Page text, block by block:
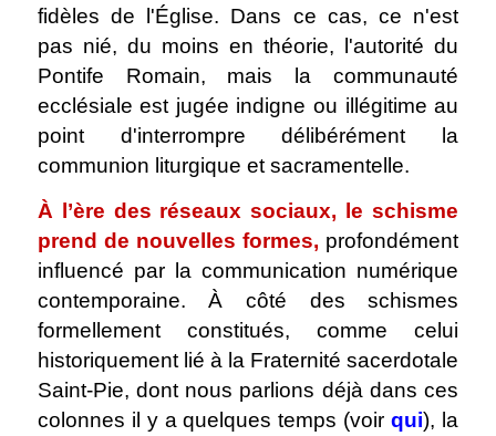
fidèles de l'Église. Dans ce cas, ce n'est
pas nié, du moins en théorie, l'autorité du
Pontife Romain, mais la communauté
ecclésiale est jugée indigne ou illégitime au
point d'interrompre délibérément la
communion liturgique et sacramentelle.
À l’ère des réseaux sociaux, le schisme
prend de nouvelles formes, profondément
influencé par la communication numérique
contemporaine. À côté des schismes
formellement constitués, comme celui
historiquement lié à la Fraternité sacerdotale
Saint-Pie, dont nous parlions déjà dans ces
colonnes il y a quelques temps (voirqui), la